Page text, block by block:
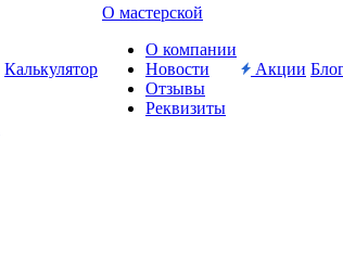
Калькулятор
О мастерской
О компании
Новости
Отзывы
Реквизиты
Акции